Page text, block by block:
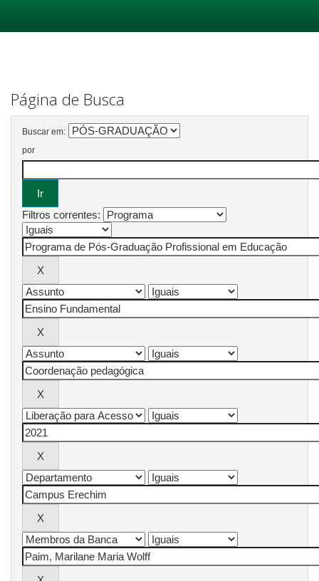
Página de Busca
Buscar em:
por
Filtros correntes: